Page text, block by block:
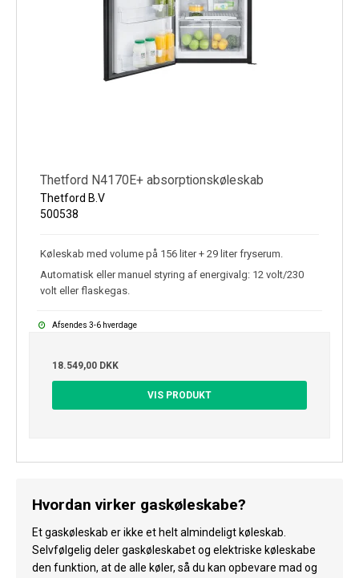
Thetford N4170E+ absorptionskøleskab
Thetford B.V
500538
Køleskab med volume på 156 liter + 29 liter fryserum.
Automatisk eller manuel styring af energivalg: 12 volt/230
volt eller flaskegas.
Afsendes 3-6 hverdage
18.549,00 DKK
VIS PRODUKT
Hvordan virker gaskøleskabe?
Et gaskøleskab er ikke et helt almindeligt køleskab.
Selvfølgelig deler gaskøleskabet og elektriske køleskabe
den funktion, at de alle køler, så du kan opbevare mad og